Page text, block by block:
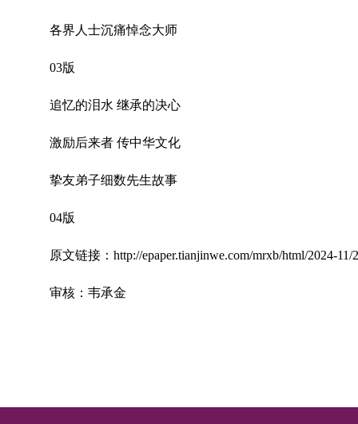
各界人士沉痛悼念大师
03版
追忆的泪水 继承的决心
激励后来者 传中华文化
挚友弟子细数先生故事
04版
原文链接： http://epaper.tianjinwe.com/mrxb/html/2024-11/
审核：韦承金